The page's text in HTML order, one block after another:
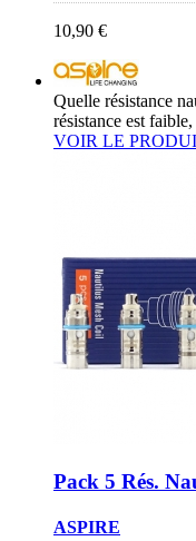
10,90 €
Quelle résistance
résistance est
VOIR LE
Pack 5 Rés.
ASPIRE